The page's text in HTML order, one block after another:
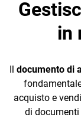
MODULI
CORE
in
Il documento di
acquisto e
di